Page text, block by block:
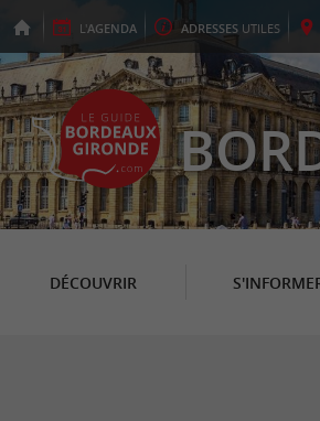
L'AGENDA ADRESSES UTILES
DÉCOUVRIR